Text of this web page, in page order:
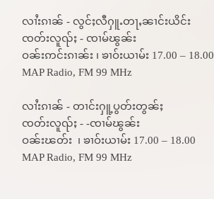
လၢႆးၵၢၼ် - လွင်ႈလီႁူႉတႃႇၼၢင်းယိင်း
ၸတ်းလူၺ်ႈ - ၸၢမ်ၽွၼ်း
ဝၼ်းဢင်းၵၢၼ်း ၊ ၶၢဝ်းယၢမ်း 17.00 – 18.00
MAP Radio, FM 99 MHz
လၢႆးၵၢၼ် - တၢင်းႁူ့ပွတ်းတွၼ်ႈ
ၸတ်းလူၺ်ႈ - -ၸၢမ်ၽွၼ်း
ဝၼ်းၽတ်း ၊ ၶၢဝ်းယၢမ်း 17.00 – 18.00
MAP Radio, FM 99 MHz